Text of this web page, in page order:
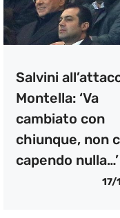
Salvini
Montella: ‘Va
cambiato con
chiunque, non
capendo nulla…’
17/